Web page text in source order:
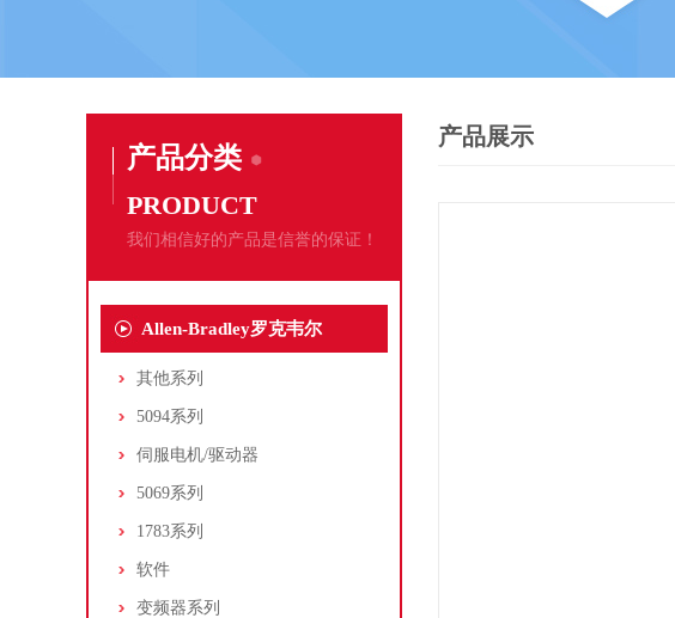
产品分类
PRODUCT
我们相信好的产品是信誉的保证！
Allen-Bradley罗克韦尔
其他系列
5094系列
伺服电机/驱动器
5069系列
1783系列
软件
变频器系列
产品展示